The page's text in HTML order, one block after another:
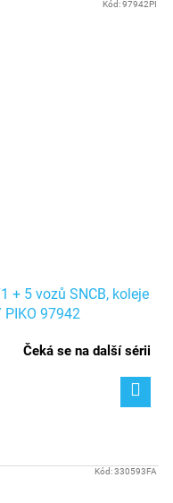
+ 5 vozů SNCB, koleje
97942
Čeká se na další sérii
Kód:97942PI
Kód:330593FA